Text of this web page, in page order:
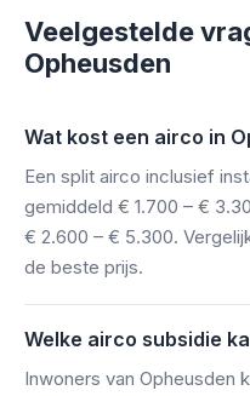
Veelgestelde
Opheusden
Wat kost een airco in
Een split airco inclusief
gemiddeld € 1.700 – €
€ 2.600 – € 5.300.
de beste prijs.
Welke airco subsidie
Inwoners van Opheusden